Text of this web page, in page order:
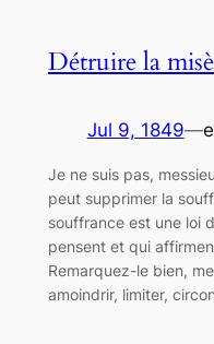
Détruire la
Jul 9, 1849—
Je ne suis pas,
peut supprimer la
souffrance est une loi
pensent et qui
Remarquez-le bien,
amoindrir, limiter,